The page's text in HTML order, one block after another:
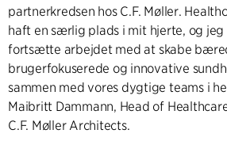
partnerkredsen hos C.F. Møller.
haft en særlig plads i mit hjerte, og
fortsætte arbejdet med at skabe
brugerfokuserede og innovative
sammen med vores dygtige teams i
Maibritt Dammann, Head of
C.F. Møller Architects.